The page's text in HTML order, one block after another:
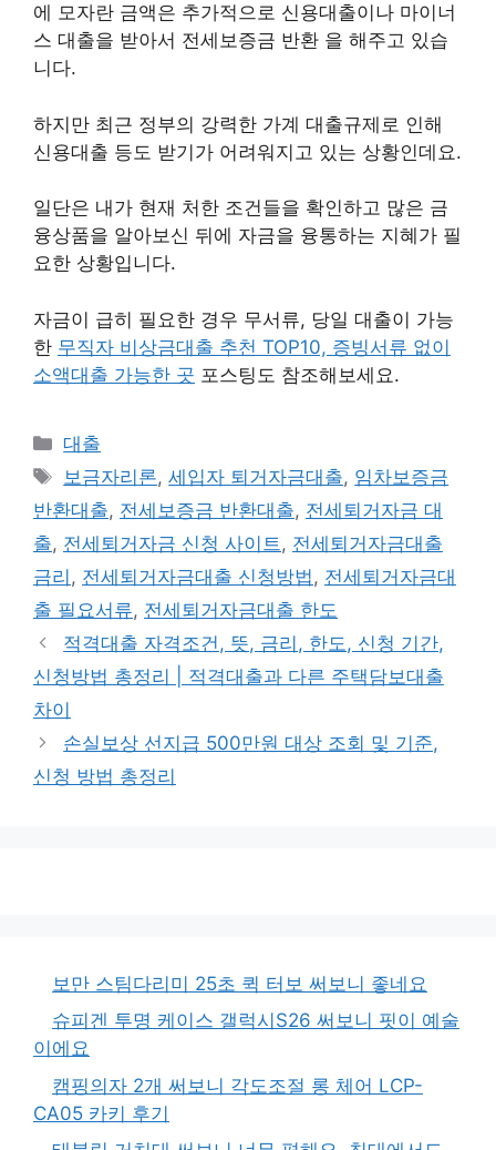
에 모자란 금액은 추가적으로 신용대출이나 마이너
스 대출을 받아서 전세보증금 반환 을 해주고 있습
니다.
하지만 최근 정부의 강력한 가계 대출규제로 인해
신용대출 등도 받기가 어려워지고 있는 상황인데요.
일단은 내가 현재 처한 조건들을 확인하고 많은 금
융상품을 알아보신 뒤에 자금을 융통하는 지혜가 필
요한 상황입니다.
자금이 급히 필요한 경우 무서류, 당일 대출이 가능
한 무직자 비상금대출 추천 TOP10, 증빙서류 없이
소액대출 가능한 곳 포스팅도 참조해보세요.
카
테
리
대출
태
그
보금자리론,세입자 퇴거자금대출, 임차보증금
반환대출, 전세보증금 반환대출, 전세퇴거자금 대
출, 전세퇴거자금 신청 사이트 , 전세퇴거자금대출
금리 , 전세퇴거자금대출 신청방법 , 전세퇴거자금대
출 필요서류, 전세퇴거자금대출 한도
적격대출 자격조건, 뜻, 금리, 한도, 신청 기간,
신청방법 총정리 | 적격대출과 다른 주택담보대출
차이
손실보상 선지급 500만원 대상 조회 및 기준,
신청 방법 총정리
보만 스팀다리미 25초 퀵 터보 써보니 좋네요
슈피겐 투명 케이스 갤럭시S26 써보니 핏이 예술
이에요
캠핑의자 2개 써보니 각도조절 롱 체어 LCP-
CA05 카키 후기